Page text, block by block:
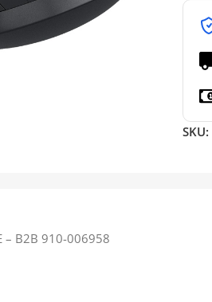
SKU:
– B2B 910-006958